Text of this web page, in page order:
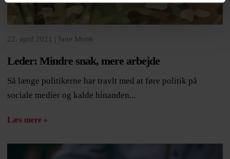
22. april 2021 | Jane Munk
Leder: Mindre snak, mere arbejde
Så længe politikerne har travlt med at føre politik på
sociale medier og kalde hinanden...
Læs mere »